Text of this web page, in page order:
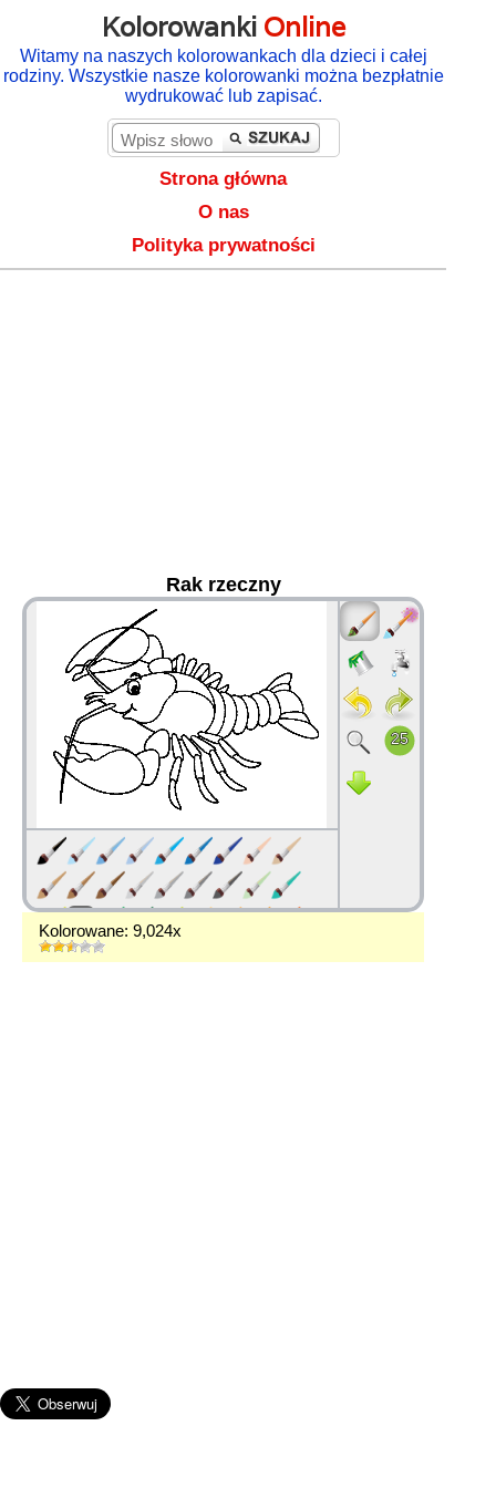
Kolorowanki Online
Witamy na naszych kolorowankach dla dzieci i całej
rodziny. Wszystkie nasze kolorowanki można bezpłatnie
wydrukować lub zapisać.
Strona główna
O nas
Polityka prywatności
Rak rzeczny
Kolorowane: 9,024x